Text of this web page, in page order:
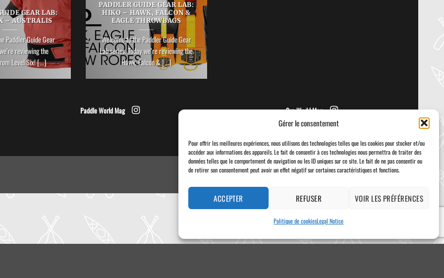
Gérer le consentement
Pour offrir les meilleures expériences, nous utilisons des technologies telles que les cookies pour stocker et/ou
accéder aux informations des appareils. Le fait de consentir à ces technologies nous permettra de traiter des
données telles que le comportement de navigation ou les ID uniques sur ce site. Le fait de ne pas consentir ou
de retirer son consentement peut avoir un effet négatif sur certaines caractéristiques et fonctions.
ACCEPTER REFUSER VOIR LES PRÉFÉRENCES
Politique de cookiesLegal Notice
GEAR LAB:
– AUSTRALIS
Paddler Guide Gear
reviewing the
Level Six! [...]
PADDLER GUIDE GEAR LAB:
HIKO – HAWK, FALCON &
EAGLE THROWBAGS
Welcome to the Paddler Guide Gear
Lab series. Today we’re reviewing the
Hawk, Falcon & [...]
Paddle World Mag Sup World Mag
Visa PayPal Stripe MasterCard
Delivery